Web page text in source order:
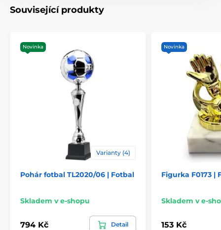
Související produkty
Novinka
Varianty (4)
Pohár fotbal TL2020/06 | Fotbal
Skladem v e-shopu
794 Kč Detail
Novinka
Figurka F0173 |
Skladem v e-
153 Kč